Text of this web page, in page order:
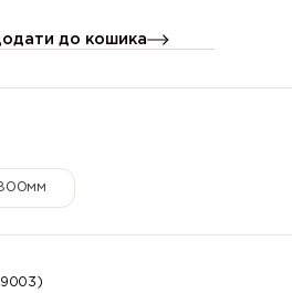
до кошика
9003)